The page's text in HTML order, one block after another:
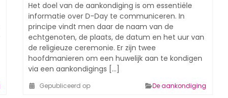
Het doel van de aankondiging is om essentiële
informatie over D-Day te communiceren. In
principe vindt men daar de naam van de
echtgenoten, de plaats, de datum en het uur van
de religieuze ceremonie. Er zijn twee
hoofdmanieren om een ​​huwelijk aan te kondigen
via een aankondigings [...]
Gepubliceerd op De aankondiging